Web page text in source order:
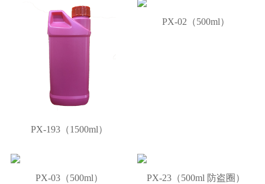
PX-193（1500ml）
PX-02（500ml）
PX-03（500ml） PX-23（500ml 防盗圈）